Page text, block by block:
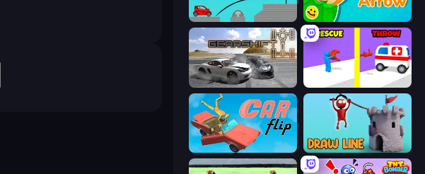
Draw Bridge Feeling Arrow
Gearshift One Rescue Throw
Car Flip! Draw Line